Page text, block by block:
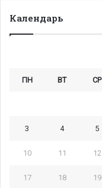
Календарь
ПН ВТ СР
3 4 5
10 11 12
17 18 19